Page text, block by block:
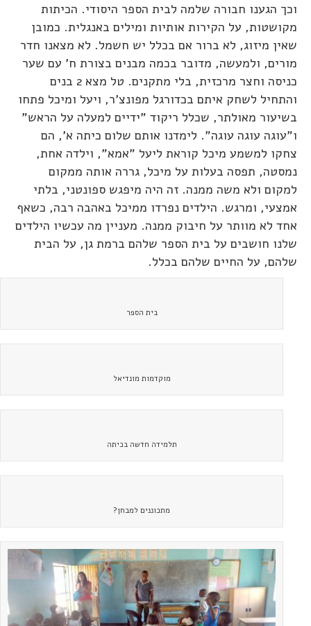
וכך הגענו חבורה שלמה לבית הספר היסודי. הכיתות
מקושטות, על הקירות אותיות ומילים באנגלית. כמובן
שאין מיזוג, לא ברור אם בכלל יש חשמל. לא מצאנו חדר
מורים, ולמעשה, מדובר בכמה מבנים בצורת ח' עם שער
כניסה וחצר מרכזית, בלי מתקנים. טל מצא 2 בנים
והתחיל לשחק איתם בכדורגל מפונצ'ר, ויעל ומיכל פתחו
בשיעור מאולתר, שכלל ריקוד "ידיים למעלה על הראש"
ו"עוגה עוגה עוגה". לימדנו אותם שלום כיתה א', הם
צחקו למשמע מיכל קוראת ליעל "אמא", וילדה אחת,
נמסטה, תפסה בעלות על מיכל, גררה אותה ממקום
למקום ולא משה ממנה. זה היה מיפגש ספונטני, בלתי
אמצעי, ומרגש. הילדים נפרדו ממיכל באהבה רבה, כשאף
אחד לא מוותר על חיבוק ממנה. מעניין מה עכשיו הילדים
שלנו חושבים על בית הספר שלהם ברמת גן, על הבית
שלהם, על החיים שלהם בכלל.
בית הספר
מוקדמות מונדיאל
תלמידה חדשה בכיתה
מתכוננים למבחן?